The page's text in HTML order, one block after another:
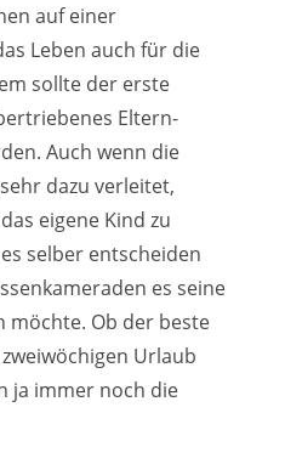
auf einer
Leben auch für die
sollte der erste
Eltern-
Auch wenn die
dazu verleitet,
eigene Kind zu
selber entscheiden
es seine
möchte. Ob der beste
Urlaub
ja immer noch die